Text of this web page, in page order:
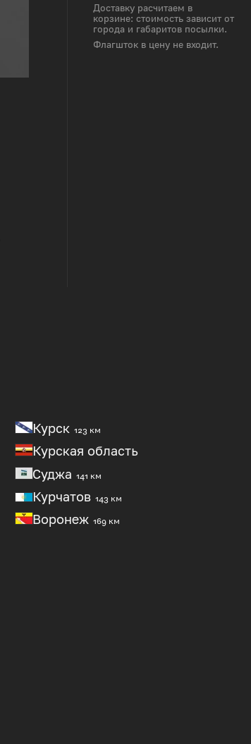
Доставку расчитаем в
корзине: стоимость зависит от
города и габаритов посылки.
Флагшток в цену не входит.
Курск 123 км
Курская область
Суджа 141 км
Курчатов 143 км
Воронеж 169 км